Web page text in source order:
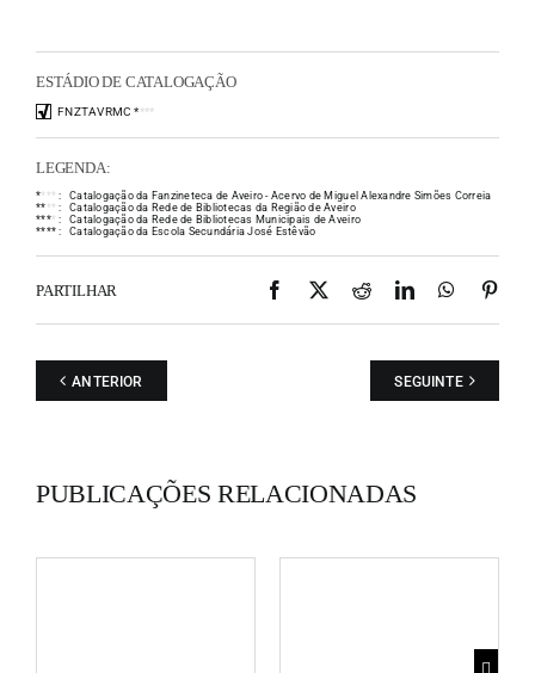
ESTÁDIO DE CATALOGAÇÃO
FNZTAVRMC ****
LEGENDA:
** * * :
Catalogação da Fanzineteca de Aveiro - Acervo de Miguel Alexandre Simões Correia
** * * :
Catalogação da Rede de Bibliotecas da Região de Aveiro
**** :
Catalogação da Rede de Bibliotecas Municipais de Aveiro
**** : Catalogação da Escola Secundária José Estêvão
PARTILHAR Facebook
X RedditLinkedIn
ANTERIOR SEGUINTE
PUBLICAÇÕES RELACIONADAS